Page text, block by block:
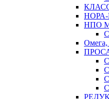
КЛАСС
НПО
Омега,